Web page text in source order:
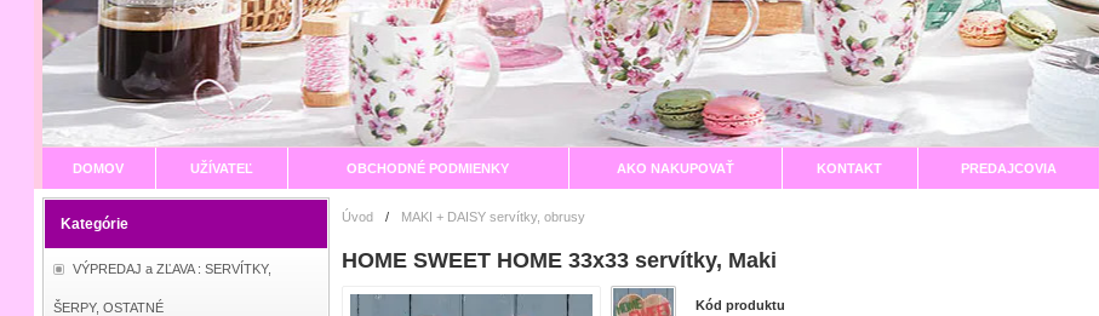
DOMOV UŽÍVATEĽ OBCHODNÉ PODMIENKY AKO NAKUPOVAŤ KONTAKT PREDAJCOVIA
Kategórie
VÝPREDAJ a ZĽAVA : SERVÍTKY,
ŠERPY, OSTATNÉ
Úvod / MAKI + DAISY servítky, obrusy
HOME SWEET HOME 33x33 servítky, Maki
Kód produktu